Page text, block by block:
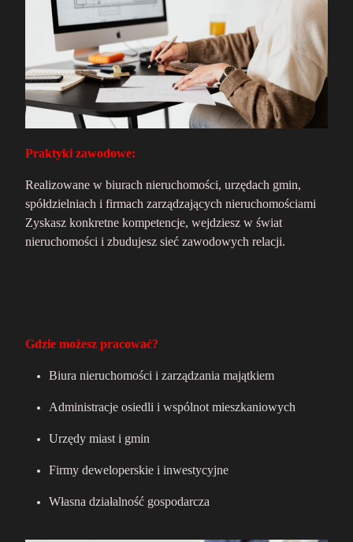
Praktyki zawodowe:
Realizowane w biurach nieruchomości, urzędach gmin,
spółdzielniach i firmach zarządzających nieruchomościami
Zyskasz konkretne kompetencje, wejdziesz w świat
nieruchomości i zbudujesz sieć zawodowych relacji.
Gdzie możesz pracować?
Biura nieruchomości i zarządzania majątkiem
Administracje osiedli i wspólnot mieszkaniowych
Urzędy miast i gmin
Firmy deweloperskie i inwestycyjne
Własna działalność gospodarcza